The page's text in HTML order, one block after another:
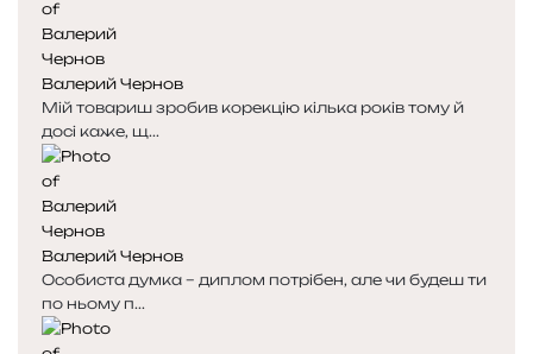
д
н
я
с
т
о
р
і
н
к
а
п
н
а
с
т
о
р
і
н
к
а
Валерий Чернов
Мій товариш зробив корекцію кілька років тому й
досі каже, щ...
Валерий Чернов
Особиста думка – диплом потрібен, але чи будеш ти
по ньому п...